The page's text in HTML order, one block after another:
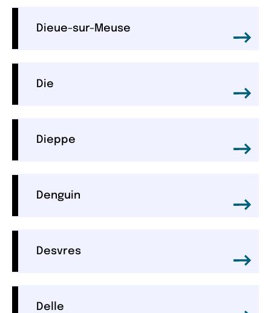
Dieue-sur-Meuse
Die
Dieppe
Denguin
Desvres
Delle